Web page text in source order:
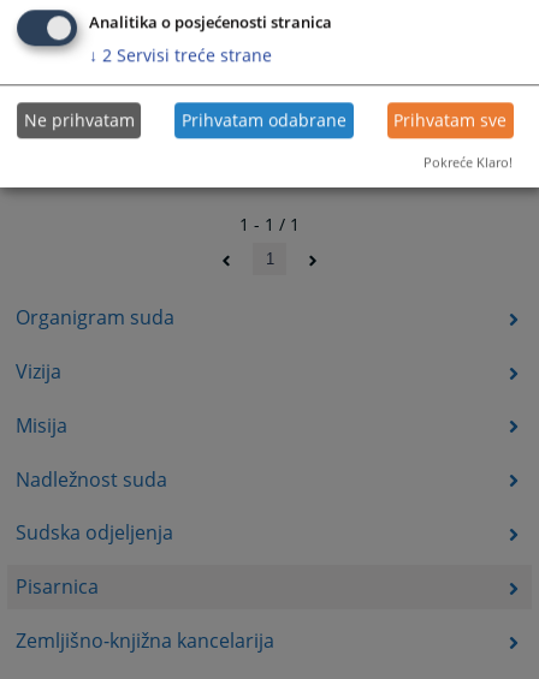
Organigram suda
Vizija
Misija
Nadležnost suda
Sudska odjeljenja
Pisarnica
Zemljišno-knjižna kancelarija
1 - 1 / 1
1
Analitika o posjećenosti stranica
↓ 2 Servisi treće strane
Ne prihvatam Prihvatam odabrane Prihvatam sve
Pokreće Klaro!